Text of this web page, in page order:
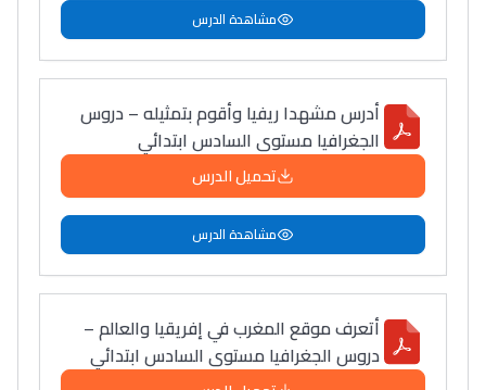
دليل المهن
ما يزيد عن 149 مهنة
دليل التوجيه
التوجيه بالثانوي و الإعدادي
مشاهدة الدرس
أدرس مشهدا ريفيا وأقوم بتمثيله – دروس
الجغرافيا مستوى السادس ابتدائي
تحميل الدرس
مشاهدة الدرس
أتعرف موقع المغرب في إفريقيا والعالم –
دروس الجغرافيا مستوى السادس ابتدائي